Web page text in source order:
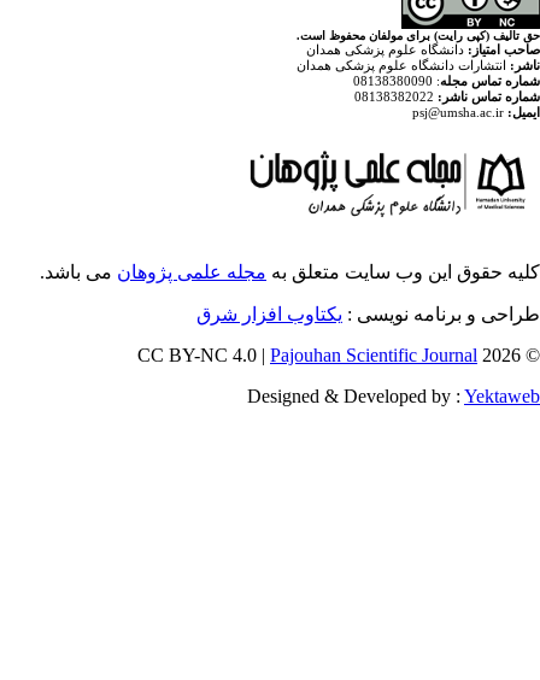
محفوظ است.
همدان
پزشکی همدان
متعلق به مجله علمی پژوهان می باشد.
:یکتاوب افزار شرق
Pajouhan
Designed &